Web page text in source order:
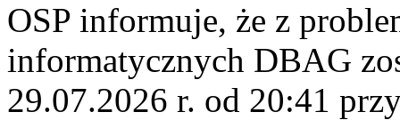
OSP informuje, że z
informatycznych DBAG
29.07.2026 r. od 20:41